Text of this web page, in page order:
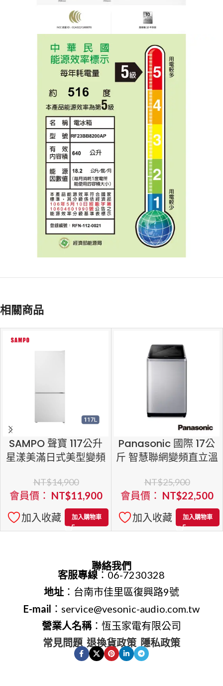
相關商品
SAMPO 聲寶 117公升
星漾美滿日式美型變頻
NT$14,900
會員價： NT$11,900
加入收藏
加入購物車
Panasonic 國際 17公
斤 智慧聯網變頻直立溫
V170NMS
NT$25,900
會員價： NT$22,500
加入收藏
加入購物車
聯絡我們
客服專線：06-7230328
地址：台南市佳里區復興路9號
E-mail ：service@vesonic-audio.com.tw
營業人名稱：恆玉家電有限公司
常見問題 退換貨政策 隱私政策